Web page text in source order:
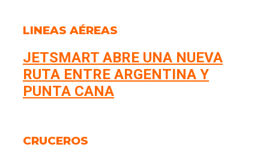
LINEAS AÉREAS
JETSMART ABRE UNA NUEVA
RUTA ENTRE ARGENTINA Y
PUNTA CANA
CRUCEROS